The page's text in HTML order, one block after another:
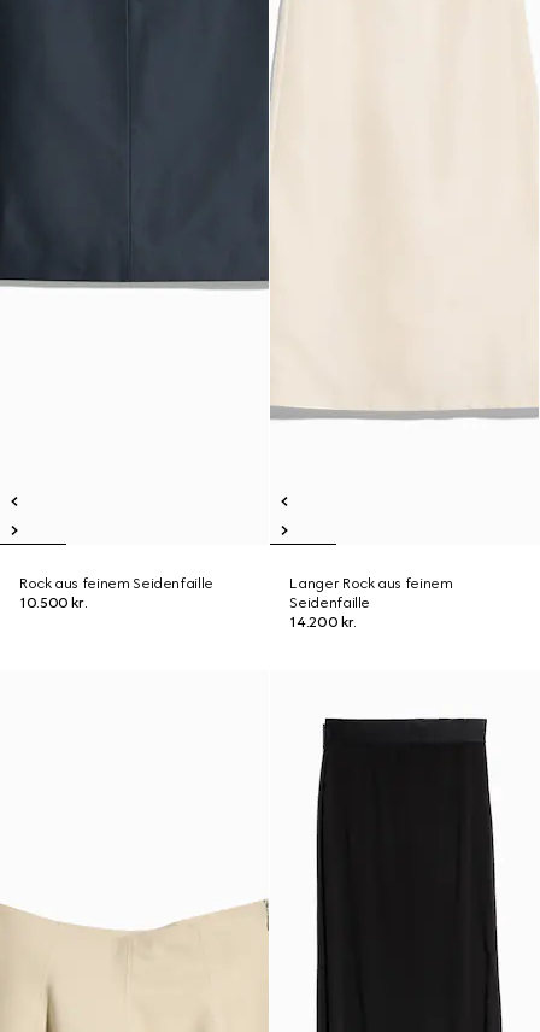
Rock aus feinem Seidenfaille
10.500 kr.
Langer Rock aus feinem
Seidenfaille
14.200 kr.